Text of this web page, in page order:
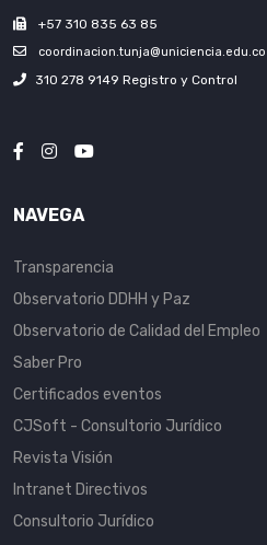
+57 310 835 63 85
coordinacion.tunja@uniciencia.edu.co
310 278 9149 Registro y Control
NAVEGA
Transparencia
Observatorio DDHH y Paz
Observatorio de Calidad del Empleo
Saber Pro
Certificados eventos
CJSoft - Consultorio Jurídico
Revista Visión
Intranet Directivos
Consultorio Jurídico